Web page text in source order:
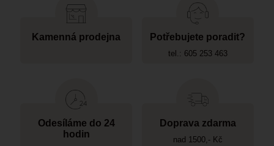
Kamenná prodejna Potřebujete poradit?
tel.: 605 253 463
Odesíláme do 24
hodin
Doprava zdarma
nad 1500,- Kč